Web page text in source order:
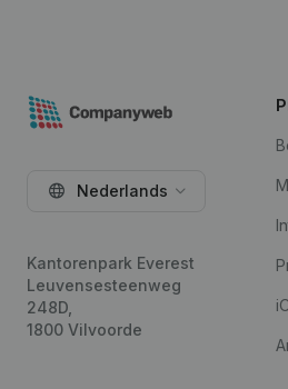
Nederlands
Kantorenpark Everest
Leuvensesteenweg
248D,
1800 Vilvoorde